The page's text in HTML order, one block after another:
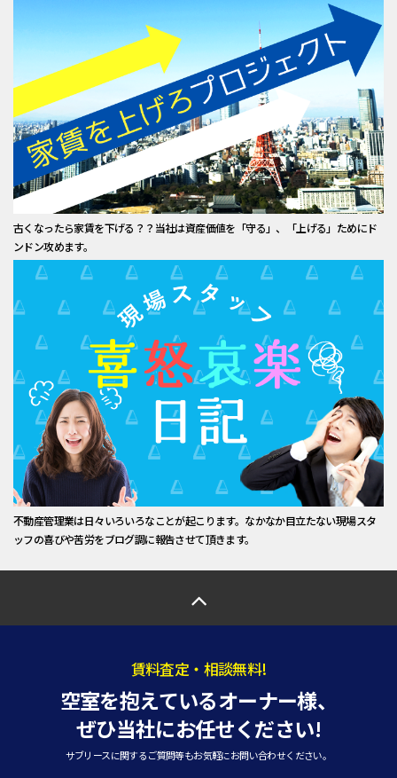
古くなったら家賃を下げる？？当社は資産価値を「守る」、「上げる」ためにド
ンドン攻めます。
不動産管理業は日々いろいろなことが起こります。なかなか目立たない現場スタ
ッフの喜びや苦労をブログ調に報告させて頂きます。
賃料査定・相談無料!
空室を抱えているオーナー様、
ぜひ当社にお任せください!
サブリースに関するご質問等もお気軽にお問い合わせください。